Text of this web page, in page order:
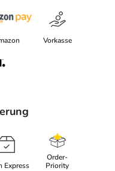
Vorkasse
Express
Order-
Priority